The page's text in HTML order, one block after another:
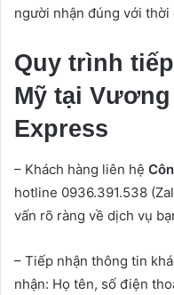
người nhận đúng với thời
Quy trình
Mỹ tại
Express
– Khách hàng liên hệ
hotline 0936.391.538
vấn rõ ràng về dịch vụ
– Tiếp nhận thông tin
nhận: Họ tên, số điện